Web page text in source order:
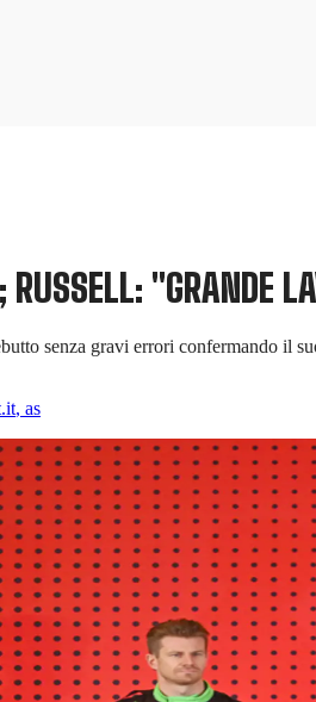
"GRANDE
senza gravi errori confermando il
, as